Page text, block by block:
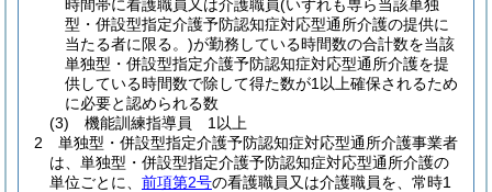
時間帯に看護職員又は介護職員(いずれも専ら当該単独
型・併設型指定介護予防認知症対応型通所介護の提供に
当たる者に限る。)が勤務している時間数の合計数を当該
単独型・併設型指定介護予防認知症対応型通所介護を提
供している時間数で除して得た数が1以上確保されるため
に必要と認められる数
(3)
機能訓練指導員 1以上
2
単独型・併設型指定介護予防認知症対応型通所介護事業者
は、単独型・併設型指定介護予防認知症対応型通所介護の
単位ごとに、 前項第2号の看護職員又は介護職員を、常時1